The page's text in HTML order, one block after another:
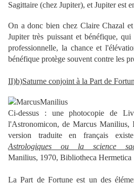
Sagittaire (chez Jupiter), et Jupiter est
On a donc bien chez Claire Chazal
Jupiter très puissant et bénéfique,
professionnelle, la chance et
bénéfique protège souvent contre les
II)b)Saturne conjoint à la Part de
Ci-dessus : une photocopie de
l'Astronomicon, de Marcus Manilius,
version traduite en français
Astrologiques ou la science
Manilius, 1970, Bibliotheca Hermetica
La Part de Fortune est un des